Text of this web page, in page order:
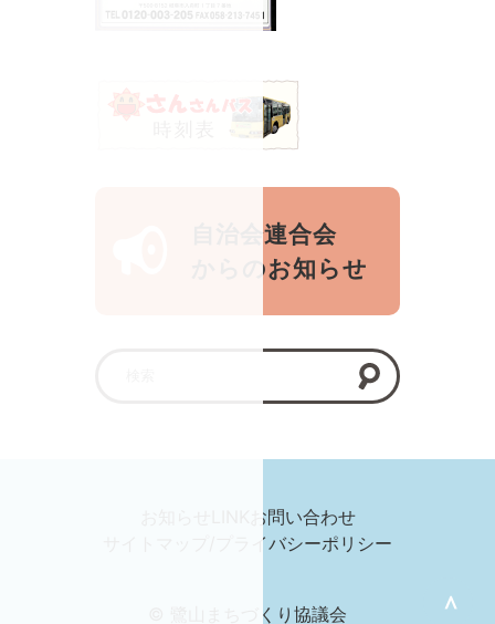
自治会連合会
からのお知らせ
＞
お問い合わせ
サイトマップ/プライバシーポリシー
© 鷺山まちづくり協議会